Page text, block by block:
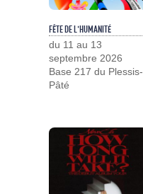
FÊTE DE L'HUMANITÉ
du 11 au 13
septembre 2026
Base 217 du Plessis-
Pâté